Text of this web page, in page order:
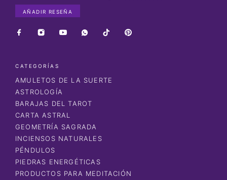
AÑADIR RESEÑA
CATEGORÍAS
AMULETOS DE LA SUERTE
ASTROLOGÍA
BARAJAS DEL TAROT
CARTA ASTRAL
GEOMETRÍA SAGRADA
INCIENSOS NATURALES
PÉNDULOS
PIEDRAS ENERGÉTICAS
PRODUCTOS PARA MEDITACIÓN